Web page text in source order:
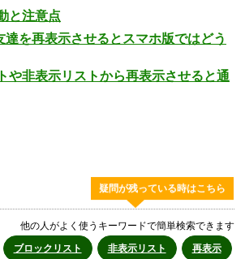
と注意点
達を再表示させるとスマホ版ではどう
や非表示リストから再表示させると通
疑問が残っている時はこちら
他の人がよく使うキーワードで簡単検索できます
ブロックリスト
非表示リスト 再表示